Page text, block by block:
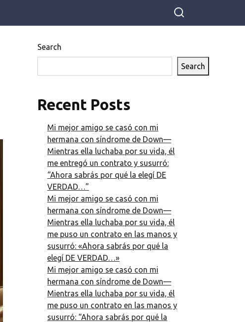
Search
Search
Recent Posts
Mi mejor amigo se casó con mi
hermana con síndrome de Down—
Mientras ella luchaba por su vida, él
me entregó un contrato y susurró:
“Ahora sabrás por qué la elegí DE
VERDAD…”
Mi mejor amigo se casó con mi
hermana con síndrome de Down—
Mientras ella luchaba por su vida, él
me puso un contrato en las manos y
susurró: «Ahora sabrás por qué la
elegí DE VERDAD…»
Mi mejor amigo se casó con mi
hermana con síndrome de Down—
Mientras ella luchaba por su vida, él
me puso un contrato en las manos y
susurró: “Ahora sabrás por qué la
completo su visión del mundo